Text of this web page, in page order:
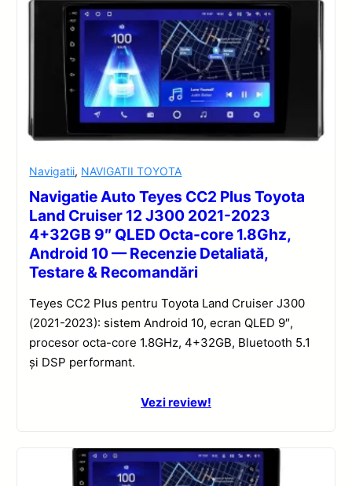
Navigatii, NAVIGATII TOYOTA
Navigatie Auto Teyes CC2 Plus Toyota
Land Cruiser 12 J300 2021-2023
4+32GB 9″ QLED Octa-core 1.8Ghz,
Android 10 — Recenzie Detaliată,
Testare & Recomandări
Teyes CC2 Plus pentru Toyota Land Cruiser J300
(2021-2023): sistem Android 10, ecran QLED 9″,
procesor octa-core 1.8GHz, 4+32GB, Bluetooth 5.1
și DSP performant.
Vezi review!